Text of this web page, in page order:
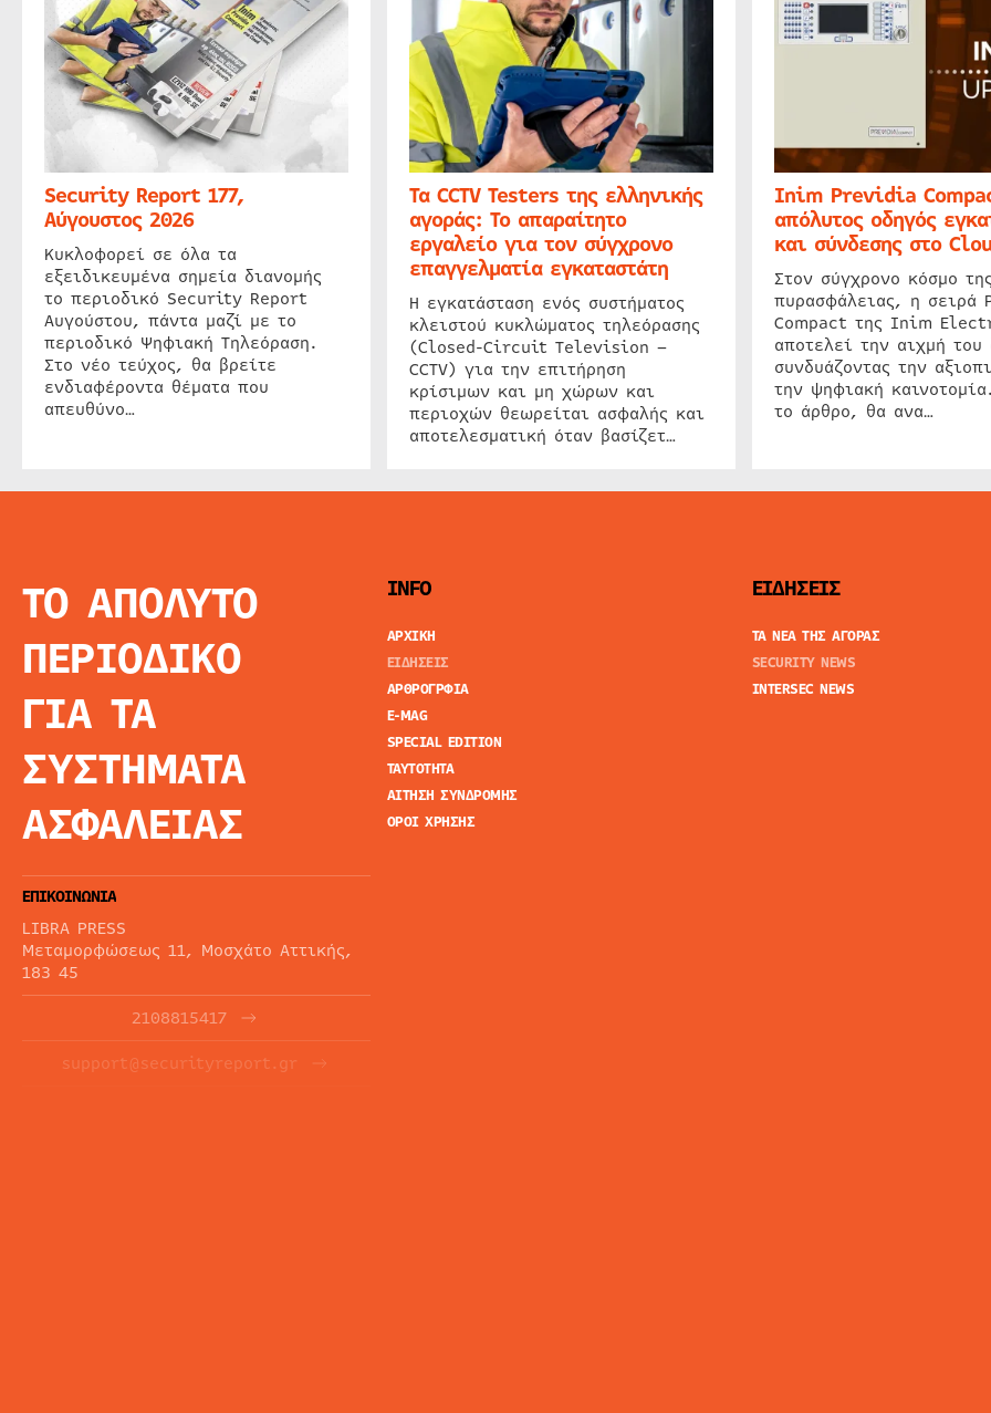
Security Report 177,
Αύγουστος 2026
Κυκλοφορεί σε όλα τα
εξειδικευμένα σημεία διανομής
το περιοδικό Security Report
Αυγούστου, πάντα μαζί με το
περιοδικό Ψηφιακή Τηλεόραση.
Στο νέο τεύχος, θα βρείτε
ενδιαφέροντα θέματα που
απευθύνο…
Τα CCTV Testers της ελληνικής
αγοράς: Το απαραίτητο
εργαλείο για τον σύγχρονο
επαγγελματία εγκαταστάτη
Η εγκατάσταση ενός συστήματος
κλειστού κυκλώματος τηλεόρασης
(Closed-Circuit Television –
CCTV) για την επιτήρηση
κρίσιμων και μη χώρων και
περιοχών θεωρείται ασφαλής και
αποτελεσματική όταν βασίζετ…
Inim Previdia
απόλυτος οδηγός
και σύνδεσης στο
Στον σύγχρονο κόσμο της
πυρασφάλειας, η σειρά
Compact της Inim
αποτελεί την αιχμή του
συνδυάζοντας την
την ψηφιακή
το άρθρο, θα ανα…
ΤΟ ΑΠΟΛΥΤΟ
ΠΕΡΙΟΔΙΚΟ
ΓΙΑ ΤΑ
ΣΥΣΤΗΜΑΤΑ
ΑΣΦΑΛΕΙΑΣ
ΕΠΙΚΟΙΝΩΝΙΑ
LIBRA PRESS
Μεταμορφώσεως 11, Μοσχάτο Αττικής,
183 45
2108815417
support@securityreport.gr
INFO
ΑΡΧΙΚΗ
ΕΙΔΗΣΕΙΣ
ΑΡΘΡΟΓΡΦΙΑ
E-MAG
SPECIAL EDITION
ΤΑΥΤΟΤΗΤΑ
ΑΙΤΗΣΗ ΣΥΝΔΡΟΜΗΣ
ΟΡΟΙ ΧΡΗΣΗΣ
ΕΙΔΗΣΕΙΣ
ΤΑ ΝΕΑ ΤΗΣ ΑΓΟΡΑΣ
SECURITY NEWS
INTERSEC NEWS